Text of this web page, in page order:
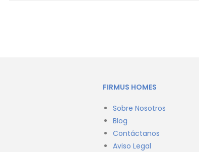
FIRMUS HOMES
Sobre Nosotros
Blog
Contáctanos
Aviso Legal